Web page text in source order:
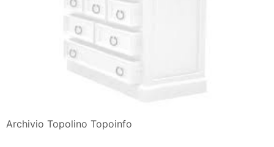
Archivio Topolino Topoinfo